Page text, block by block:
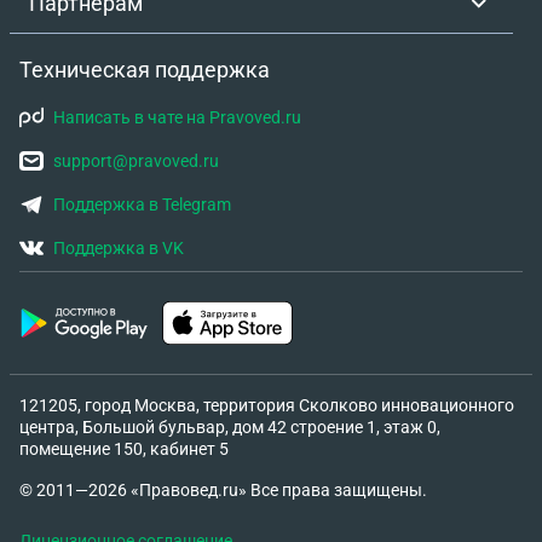
Техническая поддержка
Написать в чате на Pravoved.ru
support@pravoved.ru
Поддержка в Telegram
Поддержка в VK
121205, город Москва, территория Сколково инновационного
центра, Большой бульвар, дом 42 строение 1, этаж 0,
помещение 150, кабинет 5
© 2011—2026 «Правовед.ru» Все права защищены.